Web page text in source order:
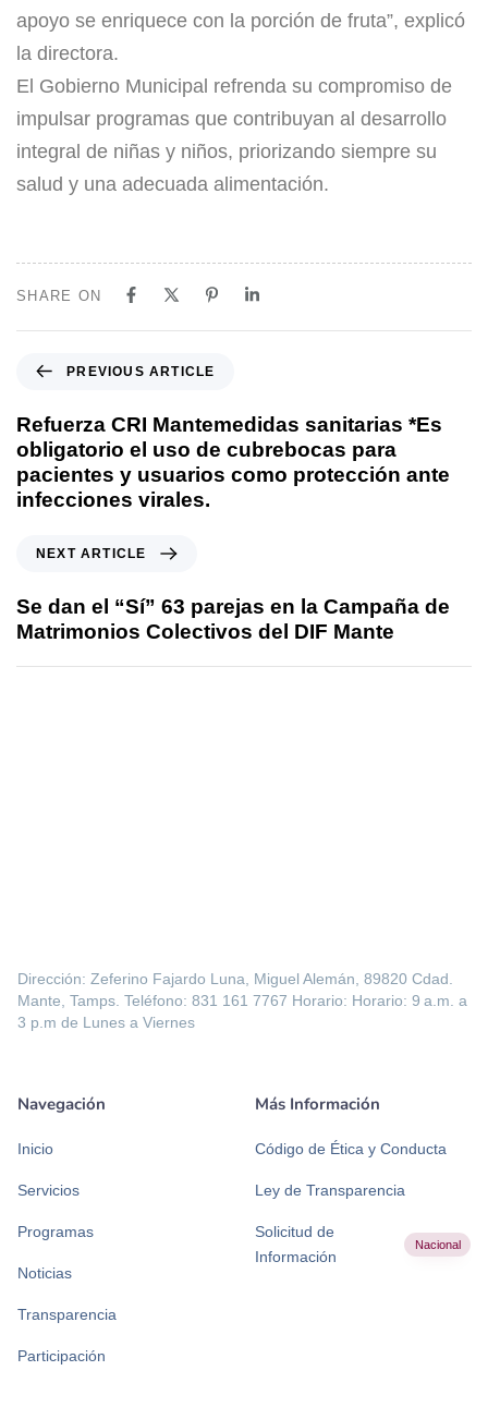
apoyo se enriquece con la porción de fruta”, explicó
la directora.
​El Gobierno Municipal refrenda su compromiso de
impulsar programas que contribuyan al desarrollo
integral de niñas y niños, priorizando siempre su
salud y una adecuada alimentación.
SHARE ON
PREVIOUS ARTICLE
Refuerza CRI Mantemedidas sanitarias​ *Es
obligatorio el uso de cubrebocas para
pacientes y usuarios como protección ante
infecciones virales.
NEXT ARTICLE
Se dan el “Sí” 63 parejas en la Campaña de
Matrimonios Colectivos del DIF Mante
Dirección: Zeferino Fajardo Luna, Miguel Alemán, 89820 Cdad.
Mante, Tamps. Teléfono: 831 161 7767 Horario: Horario: 9 a.m. a
3 p.m de Lunes a Viernes
Navegación
Inicio
Servicios
Programas
Noticias
Transparencia
Participación
Más Información
Código de Ética y Conducta
Ley de Transparencia
Solicitud de
Información
Nacional